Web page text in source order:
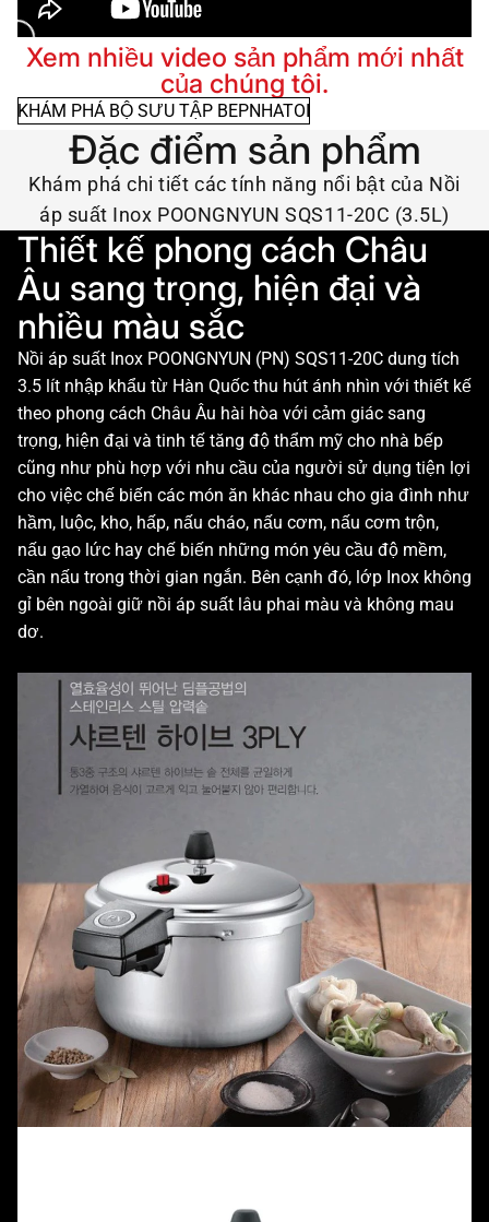
Xem nhiều video sản phẩm mới nhất
của chúng tôi.
KHÁM PHÁ BỘ SƯU TẬP BEPNHATOI
Đặc điểm sản phẩm
Khám phá chi tiết các tính năng nổi bật của Nồi
áp suất Inox POONGNYUN SQS11-20C (3.5L)
Thiết kế phong cách Châu
Âu sang trọng, hiện đại và
nhiều màu sắc
Nồi áp suất Inox POONGNYUN (PN) SQS11-20C dung tích
3.5 lít nhập khẩu từ Hàn Quốc thu hút ánh nhìn với thiết kế
theo phong cách Châu Âu hài hòa với cảm giác sang
trọng, hiện đại và tinh tế tăng độ thẩm mỹ cho nhà bếp
cũng như phù hợp với nhu cầu của người sử dụng tiện lợi
cho việc chế biến các món ăn khác nhau cho gia đình như
hầm, luộc, kho, hấp, nấu cháo, nấu cơm, nấu cơm trộn,
nấu gạo lức hay chế biến những món yêu cầu độ mềm,
cần nấu trong thời gian ngắn. Bên cạnh đó, lớp Inox không
gỉ bên ngoài giữ nồi áp suất lâu phai màu và không mau
dơ.